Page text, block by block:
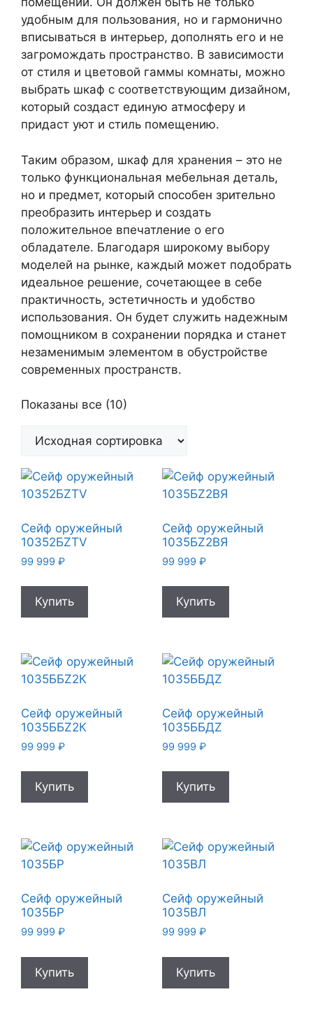
удобным для пользования, но и гармонично
вписываться в интерьер, дополнять его и не
загромождать пространство. В зависимости
от стиля и цветовой гаммы комнаты, можно
выбрать шкаф с соответствующим дизайном,
который создаст единую атмосферу и
придаст уют и стиль помещению.
Таким образом, шкаф для хранения – это не
только функциональная мебельная деталь,
но и предмет, который способен зрительно
преобразить интерьер и создать
положительное впечатление о его
обладателе. Благодаря широкому выбору
моделей на рынке, каждый может подобрать
идеальное решение, сочетающее в себе
практичность, эстетичность и удобство
использования. Он будет служить надежным
помощником в сохранении порядка и станет
незаменимым элементом в обустройстве
современных пространств.
Показаны все (10)
Сейф оружейный
10352БZTV
99 999 ₽
Купить
Сейф оружейный
1035БZ2ВЯ
99 999 ₽
Купить
Сейф оружейный
1035ББZ2К
99 999 ₽
Купить
Сейф оружейный
1035ББДZ
99 999 ₽
Купить
Сейф оружейный
1035БР
99 999 ₽
Купить
Сейф оружейный
1035ВЛ
99 999 ₽
Купить